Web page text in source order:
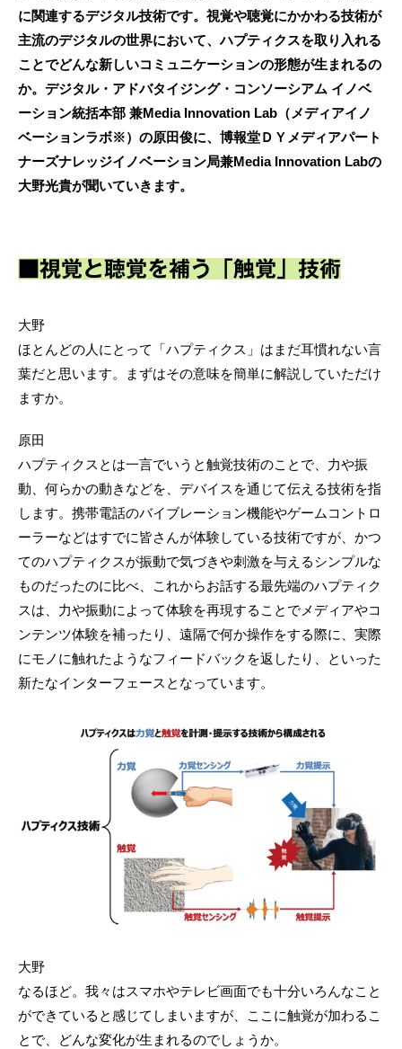
に関連するデジタル技術です。視覚や聴覚にかかわる技術が
主流のデジタルの世界において、ハプティクスを取り入れる
ことでどんな新しいコミュニケーションの形態が生まれるの
か。デジタル・アドバタイジング・コンソーシアム イノベ
ーション統括本部 兼Media Innovation Lab（メディアイノ
ベーションラボ※）の原田俊に、博報堂ＤＹメディアパート
ナーズナレッジイノベーション局兼Media Innovation Labの
大野光貴が聞いていきます。
■視覚と聴覚を補う「触覚」技術
大野
ほとんどの人にとって「ハプティクス」はまだ耳慣れない言
葉だと思います。まずはその意味を簡単に解説していただけ
ますか。
原田
ハプティクスとは一言でいうと触覚技術のことで、力や振
動、何らかの動きなどを、デバイスを通じて伝える技術を指
します。携帯電話のバイブレーション機能やゲームコントロ
ーラーなどはすでに皆さんが体験している技術ですが、かつ
てのハプティクスが振動で気づきや刺激を与えるシンプルな
ものだったのに比べ、これからお話する最先端のハプティク
スは、力や振動によって体験を再現することでメディアやコ
ンテンツ体験を補ったり、遠隔で何か操作をする際に、実際
にモノに触れたようなフィードバックを返したり、といった
新たなインターフェースとなっています。
大野
なるほど。我々はスマホやテレビ画面でも十分いろんなこと
ができていると感じてしまいますが、ここに触覚が加わるこ
とで、どんな変化が生まれるのでしょうか。